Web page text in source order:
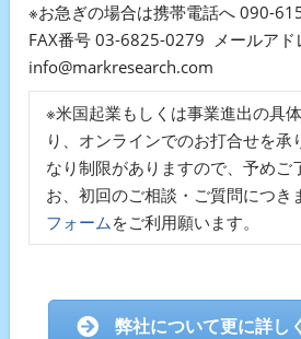
※お急ぎの場合は携帯電話へ 090-
FAX番号 03-6825-0279 メールアド
info@markresearch.com
※米国起業もしくは事業進出の具
り、オンラインでのお打合せを承
なり制限がありますので、予めご
お、初回のご相談・ご質問につき
フォームをご利用願います。
弊社について更に詳し